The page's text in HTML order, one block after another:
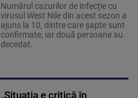
Numărul cazurilor de infecție cu
virusul West Nile din acest sezon a
ajuns la 10, dintre care șapte sunt
confirmate, iar două persoane au
decedat.
„Situația e critică în